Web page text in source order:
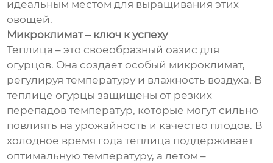
идеальным местом для выращивания этих
овощей.
Микроклимат – ключ к успеху
Теплица – это своеобразный оазис для
огурцов. Она создает особый микроклимат,
регулируя температуру и влажность воздуха. В
теплице огурцы защищены от резких
перепадов температур, которые могут сильно
повлиять на урожайность и качество плодов. В
холодное время года теплица поддерживает
оптимальную температуру, а летом –